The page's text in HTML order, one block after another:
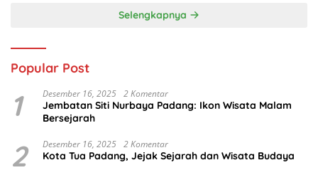
Selengkapnya
Popular Post
1 Desember 16, 2025 2 Komentar
Jembatan Siti Nurbaya Padang: Ikon Wisata Malam
Bersejarah
2 Desember 16, 2025 2 Komentar
Kota Tua Padang, Jejak Sejarah dan Wisata Budaya